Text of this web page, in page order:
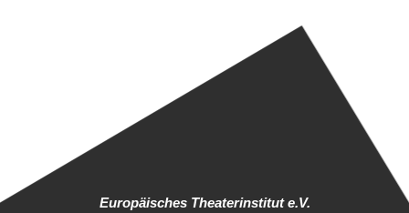
Europäisches Theaterinstitut e.V.